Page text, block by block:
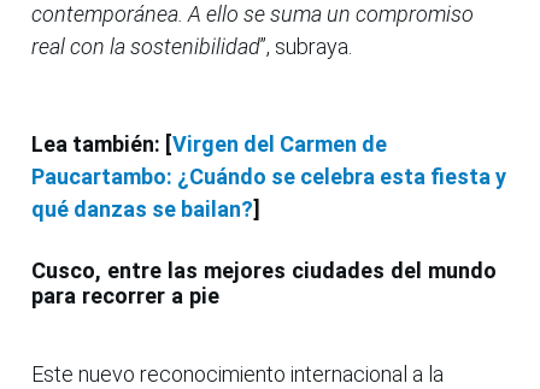
contemporánea. A ello se suma un compromiso
real con la sostenibilidad”, subraya.
Lea también: [Virgen del Carmen de
Paucartambo: ¿Cuándo se celebra esta fiesta y
qué danzas se bailan?]
Cusco, entre las mejores ciudades del mundo
para recorrer a pie
Este nuevo reconocimiento internacional a la